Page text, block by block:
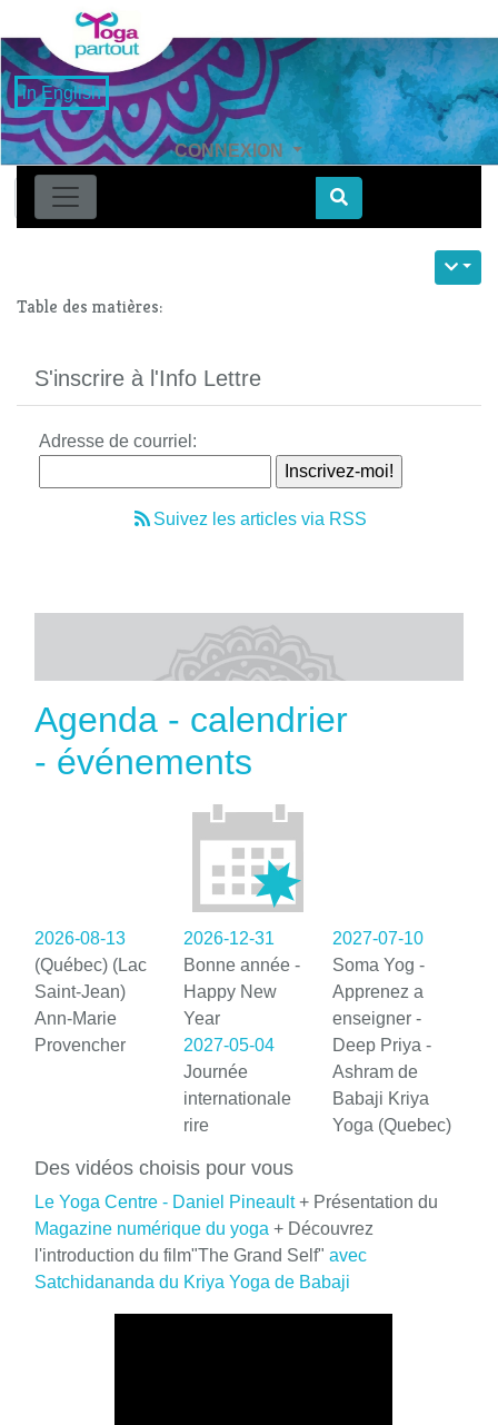
in English
CONNEXION
Find
Table des matières:
S'inscrire à l'Info Lettre
Adresse de courriel:
Suivez les articles via RSS
Agenda - calendrier
- événements
2026-08-13
(Québec) (Lac
Saint-Jean)
Ann-Marie
Provencher
2026-12-31
Bonne année -
Happy New
Year
2027-05-04
Journée
internationale
rire
2027-07-10
Soma Yog -
Apprenez a
enseigner -
Deep Priya -
Ashram de
Babaji Kriya
Yoga (Quebec)
Des vidéos choisis pour vous
Le Yoga Centre - Daniel Pineault+ Présentation du
Magazine numérique du yoga + Découvrez
l'introduction du film"The Grand Self" avec
Satchidananda du Kriya Yoga de Babaji